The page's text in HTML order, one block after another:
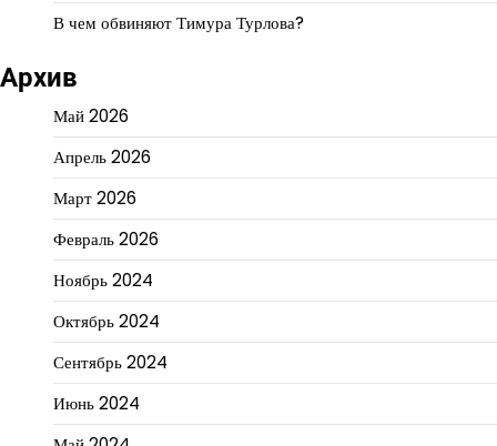
В чем обвиняют Тимура Турлова?
Архив
Май 2026
Апрель 2026
Март 2026
Февраль 2026
Ноябрь 2024
Октябрь 2024
Сентябрь 2024
Июнь 2024